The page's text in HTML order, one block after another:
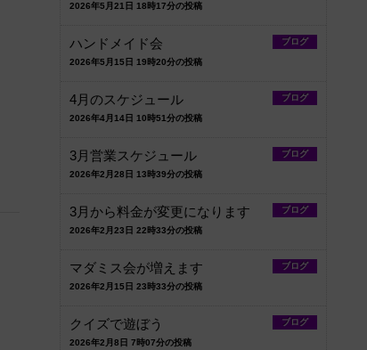
2026年5月21日 18時17分の投稿
ブログ
ハンドメイド会
2026年5月15日 19時20分の投稿
ブログ
4月のスケジュール
2026年4月14日 10時51分の投稿
ブログ
3月営業スケジュール
2026年2月28日 13時39分の投稿
ブログ
3月から料金が変更になります
2026年2月23日 22時33分の投稿
ブログ
マダミス会が増えます
2026年2月15日 23時33分の投稿
ブログ
クイズで遊ぼう
2026年2月8日 7時07分の投稿